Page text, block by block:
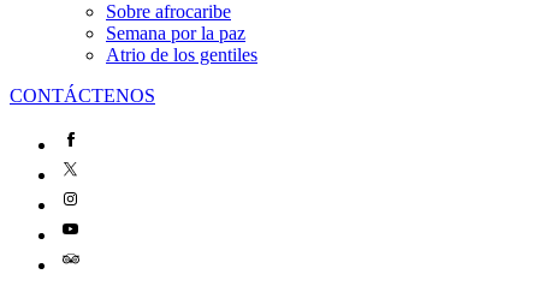
Sobre afrocaribe
Semana por la paz
Atrio de los gentiles
CONTÁCTENOS